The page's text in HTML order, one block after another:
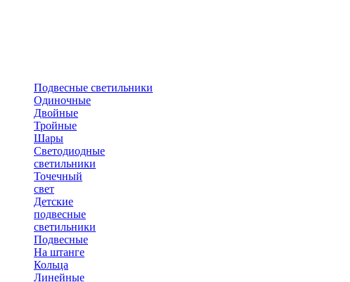
Подвесные светильники
Одиночные
Двойные
Тройные
Шары
Светодиодные
светильники
Точечный
свет
Детские
подвесные
светильники
Подвесные
На штанге
Кольца
Линейные